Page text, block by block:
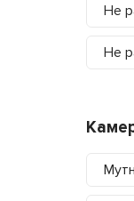
Не
Не